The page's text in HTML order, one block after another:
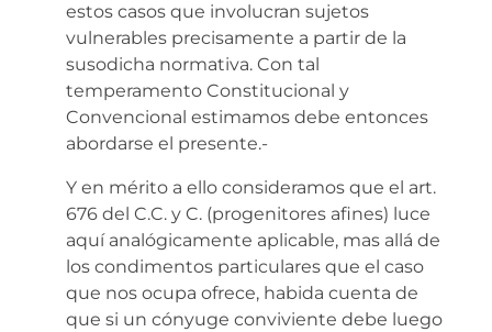
estos casos que involucran sujetos
vulnerables precisamente a partir de la
susodicha normativa. Con tal
temperamento Constitucional y
Convencional estimamos debe entonces
abordarse el presente.-
Y en mérito a ello consideramos que el art.
676 del C.C. y C. (progenitores afines) luce
aquí analógicamente aplicable, mas allá de
los condimentos particulares que el caso
que nos ocupa ofrece, habida cuenta de
que si un cónyuge conviviente debe luego